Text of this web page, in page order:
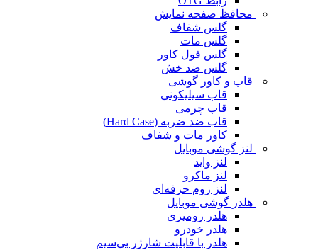
محافظ صفحه نمایش
گلس شفاف
گلس مات
گلس فول کاور
گلس ضد خش
قاب و کاور گوشی
قاب سیلیکونی
قاب چرمی
قاب ضد ضربه (Hard Case)
کاور مات و شفاف
لنز گوشی موبایل
لنز واید
لنز ماکرو
لنز زوم حرفه‌ای
هلدر گوشی موبایل
هلدر رومیزی
هلدر خودرو
هلدر با قابلیت شارژر بی‌سیم